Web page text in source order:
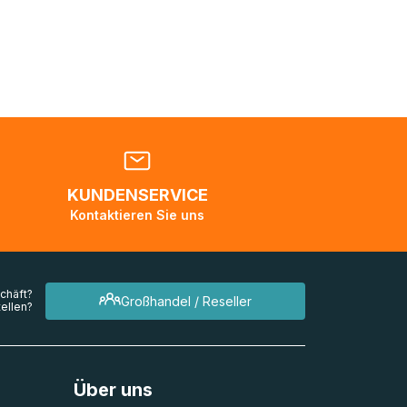
KUNDENSERVICE
Kontaktieren Sie uns
Großhandel / Reseller
Über uns